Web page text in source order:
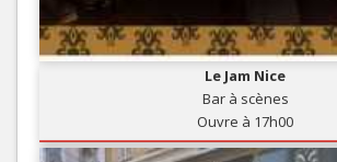
Le Jam Nice
Bar à scènes
Ouvre à 17h00